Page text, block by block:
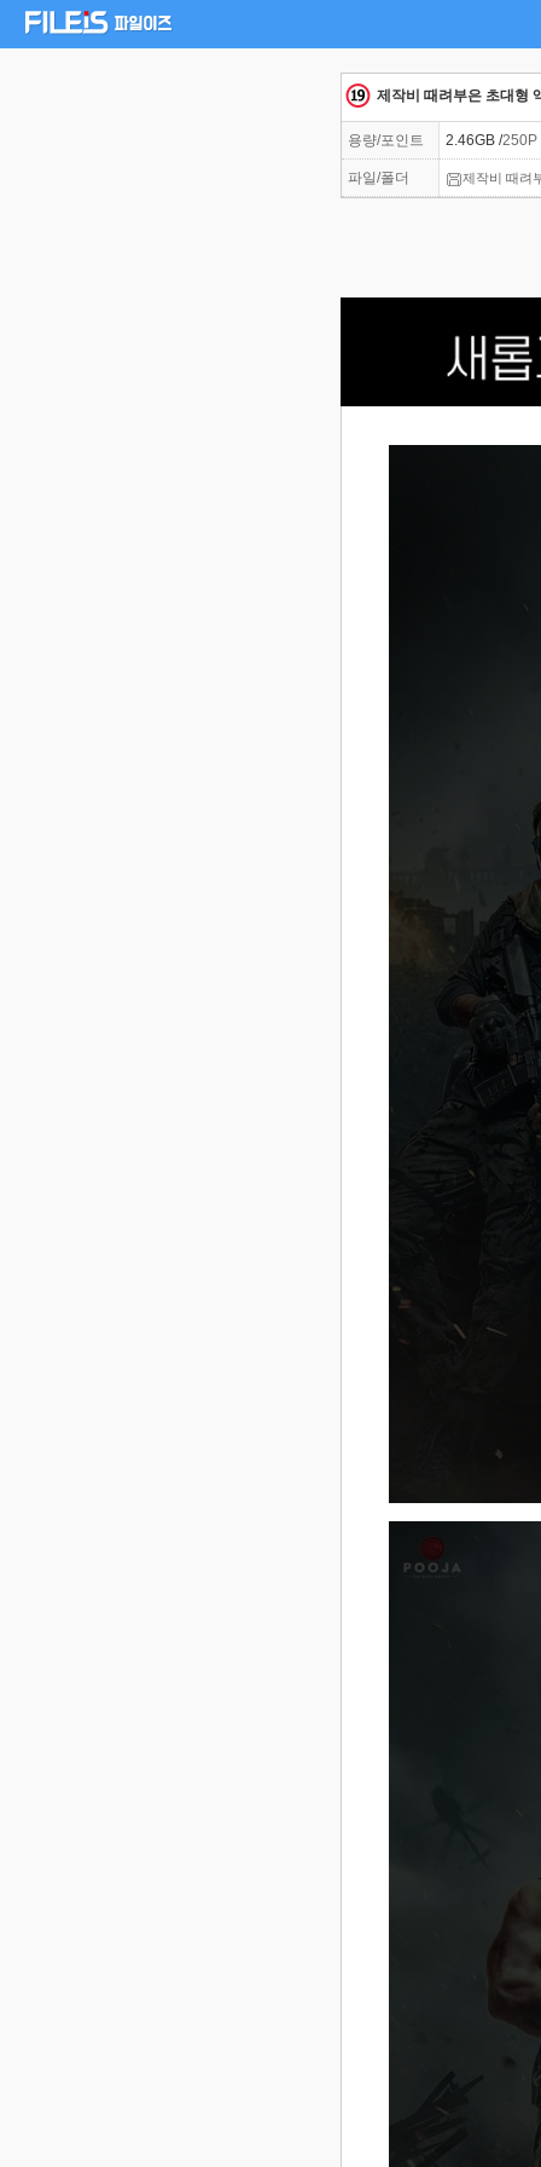
제작비 때려부은 초대형
용량/포인트 2.46GB /250P
파일/폴더 제작비 때려